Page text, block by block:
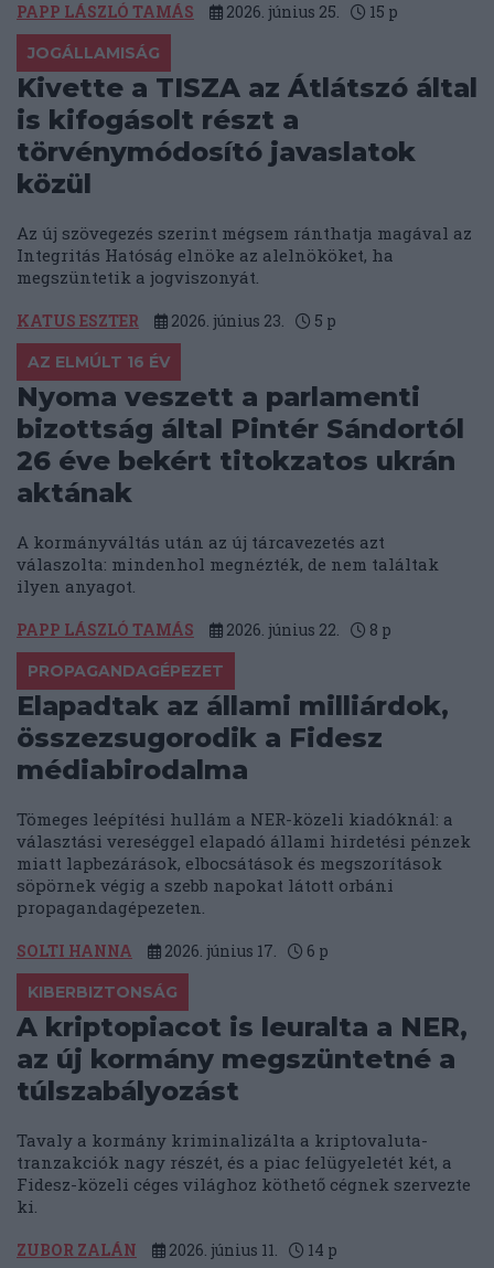
PAPP LÁSZLÓ TAMÁS 2026. június 25. 15 p
JOGÁLLAMISÁG
Kivette a TISZA az Átlátszó által
is kifogásolt részt a
törvénymódosító javaslatok
közül
Az új szövegezés szerint mégsem ránthatja magával az
Integritás Hatóság elnöke az alelnököket, ha
megszüntetik a jogviszonyát.
KATUS ESZTER 2026. június 23. 5 p
AZ ELMÚLT 16 ÉV
Nyoma veszett a parlamenti
bizottság által Pintér Sándortól
26 éve bekért titokzatos ukrán
aktának
A kormányváltás után az új tárcavezetés azt
válaszolta: mindenhol megnézték, de nem találtak
ilyen anyagot.
PAPP LÁSZLÓ TAMÁS 2026. június 22. 8 p
PROPAGANDAGÉPEZET
Elapadtak az állami milliárdok,
összezsugorodik a Fidesz
médiabirodalma
Tömeges leépítési hullám a NER-közeli kiadóknál: a
választási vereséggel elapadó állami hirdetési pénzek
miatt lapbezárások, elbocsátások és megszorítások
söpörnek végig a szebb napokat látott orbáni
propagandagépezeten.
SOLTI HANNA 2026. június 17. 6 p
KIBERBIZTONSÁG
A kriptopiacot is leuralta a NER,
az új kormány megszüntetné a
túlszabályozást
Tavaly a kormány kriminalizálta a kriptovaluta-
tranzakciók nagy részét, és a piac felügyeletét két, a
Fidesz-közeli céges világhoz köthető cégnek szervezte
ki.
ZUBOR ZALÁN 2026. június 11. 14 p